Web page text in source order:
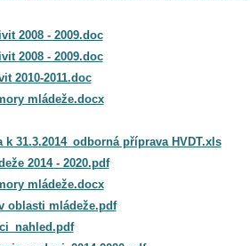
2008 - 2009.doc
2008 - 2009.doc
2010-2011.doc
mládeže.docx
k 31.3.2014_odborná příprava HVDT.xls
2014 - 2020.pdf
mládeže.docx
oblasti mládeže.pdf